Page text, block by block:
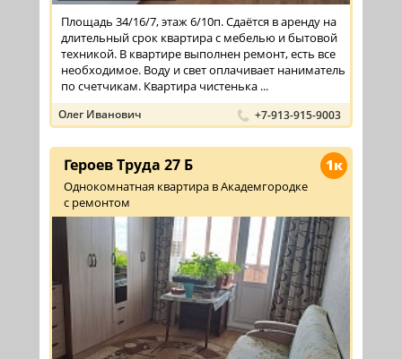
Площадь 34/16/7, этаж 6/10п. Сдаётся в аренду на
длительный срок квартира с мебелью и бытовой
техникой. В квартире выполнен ремонт, есть все
необходимое. Воду и свет оплачивает наниматель
по счетчикам. Квартира чистенька ...
Олег Иванович +7-913-915-9003
1к
Героев Труда 27 Б
Однокомнатная квартира в Академгородке
с ремонтом